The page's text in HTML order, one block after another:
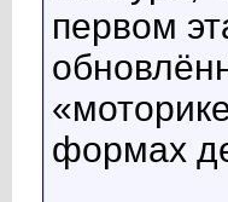
первом
формах